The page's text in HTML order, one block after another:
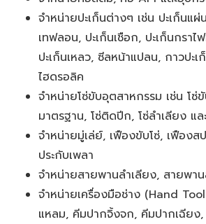
จำหน่ายปะเก็นต่างๆ เช่น ปะเก็นแผ่
เทฟลอน, ปะเก็นเชือก, ปะเก็นกราไ
ปะเก็นเหลว, ซีลหน้าแปลน, กาวปะเ
ไฮดรอลิค
จำหน่ายโซ่ขับอุตสาหกรรม เช่น โซ่
มาตรฐาน, โซ่ติดปีก, โซ่ลำเลียง แล
จำหน่ายมู่เล่ย์, เฟืองขับโซ่, เฟือง
ประกับเพลา
จำหน่ายสายพานลำเลียง, สายพา
จำหน่ายเครื่องมือช่าง (Hand
แหลม, คีมปากจิ้งจก, คีมปากเฉีย